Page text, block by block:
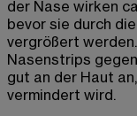
der Nase wirken
bevor sie durch
vergrößert
Nasenstrips
gut an der Haut
vermindert wird.